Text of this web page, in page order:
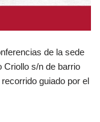
de la sede
Criollo s/n de barrio
guiado por el